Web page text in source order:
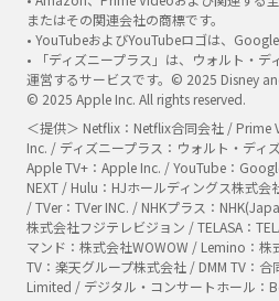
またはその関連会社の商標です。
• YouTubeおよびYouTubeロゴは、Google
• 「ディズニープラス」は、ウォルト・
運営するサービスです。© 2025 Disney
© 2025 Apple Inc. All rights reserved.
＜提供＞ Netflix：Netflix合同会社 /
Inc. / ディズニープラス：ウォルト・ディ
Apple TV+：Apple Inc. / YouTube：
NEXT / Hulu：HJホールディングス株式会
/ TVer：TVer INC. / NHKプラス：
株式会社フジテレビジョン / TELASA：
マンド：株式会社WOWOW / Lemino：株
TV：楽天グループ株式会社 / DMM TV：
Limited / デジタル・コンサートホール：